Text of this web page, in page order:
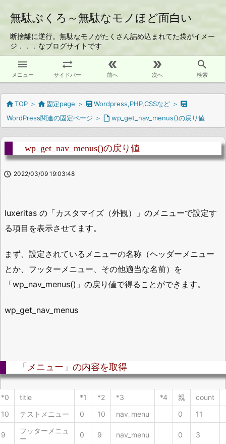
無駄ぶくろ～無駄なモノほど面白い
断捨離に逆行。無駄なモノがたくさん詰め込まれてた袋がイメー
ジ．．．なブログサイトです

メニュー

サイドバー

前へ

次へ

検索
TOP ＞固定page ＞ Wordpress,PHP,CSSなど ＞ 
WordPress関連の固定ページ ＞  wp_get_nav_menus()の戻り値
wp_get_nav_menus()の戻り値
 2022/03/09 19:03:48
luxeritas の「カスタマイズ（外観）」のメニューで設定す
る項目を表示させてます。
まず、設定されているメニューの名称（ヘッダーメニュー
とか、フッターメニュー、その他適当な名前）を
「wp_nav_menus()」の戻り値で得ることができます。
wp_get_nav_menus
「メニュー」の内容を取得
*0 title *1 *2 *3 *4 親
count
10
テストメニュー 0 10 nav_menu 0 11
9
フッターメニュ
ー
0 9 nav_menu 0 3